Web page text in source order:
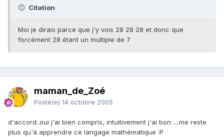
Citation
Moi je dirais parce que j'y vois 28 28 28 et donc que
forcément 28 étant un multiple de 7
maman_de_Zoé
Posté(e) 14 octobre 2005
d'accord..oui j'ai bien compris, intuitivement j'ai bon ....me reste
plus qu'à apprendre ce langage mathématique :P